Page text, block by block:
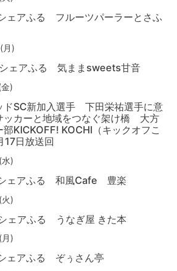
ェアふる フルーツパーラーとさふ
月)
ェアふる 気ままsweets甘音
)
ドSC新加入選手 下田栄祐選手に意
ッカーと地域をつなぐ架け橋 大方
KICKOFF! KOCHI（キックオフこ
17日放送回
)
ェアふる 和風Cafe 豊楽
)
ェアふる うなぎ屋 きた本
)
ェアふる ぞぅさん亭